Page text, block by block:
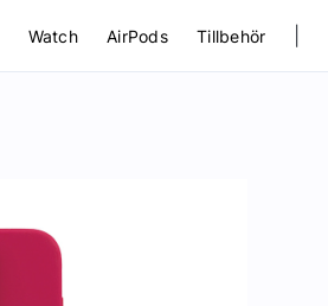
Watch AirPods Tillbehör